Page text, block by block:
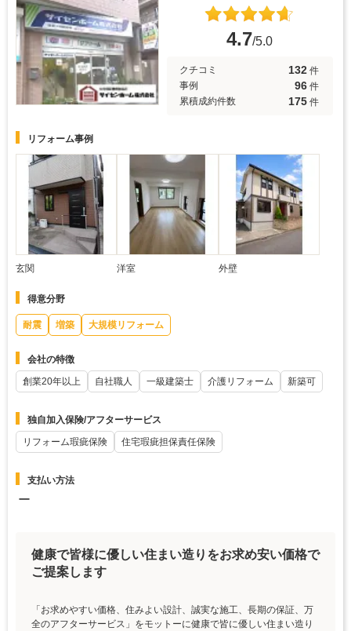
4.7/5.0
クチコミ 132 件
事例
96 件
累積成約件数
175 件
リフォーム事例
玄関 洋室 外壁
得意分野
耐震 増築 大規模リフォーム
会社の特徴
創業20年以上
自社職人 一級建築士 介護リフォーム 新築可
独自加入保険/アフターサービス
リフォーム瑕疵保険
住宅瑕疵担保責任保険
支払い方法
ー
健康で皆様に優しい住まい造りをお求め安い価格で
ご提案します
「お求めやすい価格、住みよい設計、誠実な施工、長期の保証、万
全のアフターサービス」をモットーに健康で皆に優しい住まい造り